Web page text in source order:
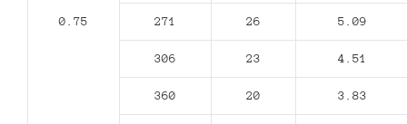
0.75 271 26 5.09
306 23 4.51
360 20 3.83